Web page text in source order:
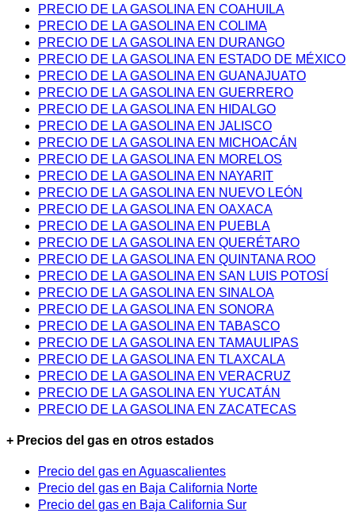
PRECIO DE LA GASOLINA EN COAHUILA
PRECIO DE LA GASOLINA EN COLIMA
PRECIO DE LA GASOLINA EN DURANGO
PRECIO DE LA GASOLINA EN ESTADO DE MÉXICO
PRECIO DE LA GASOLINA EN GUANAJUATO
PRECIO DE LA GASOLINA EN GUERRERO
PRECIO DE LA GASOLINA EN HIDALGO
PRECIO DE LA GASOLINA EN JALISCO
PRECIO DE LA GASOLINA EN MICHOACÁN
PRECIO DE LA GASOLINA EN MORELOS
PRECIO DE LA GASOLINA EN NAYARIT
PRECIO DE LA GASOLINA EN NUEVO LEÓN
PRECIO DE LA GASOLINA EN OAXACA
PRECIO DE LA GASOLINA EN PUEBLA
PRECIO DE LA GASOLINA EN QUERÉTARO
PRECIO DE LA GASOLINA EN QUINTANA ROO
PRECIO DE LA GASOLINA EN SAN LUIS POTOSÍ
PRECIO DE LA GASOLINA EN SINALOA
PRECIO DE LA GASOLINA EN SONORA
PRECIO DE LA GASOLINA EN TABASCO
PRECIO DE LA GASOLINA EN TAMAULIPAS
PRECIO DE LA GASOLINA EN TLAXCALA
PRECIO DE LA GASOLINA EN VERACRUZ
PRECIO DE LA GASOLINA EN YUCATÁN
PRECIO DE LA GASOLINA EN ZACATECAS
+ Precios del gas en otros estados
Precio del gas en Aguascalientes
Precio del gas en Baja California Norte
Precio del gas en Baja California Sur